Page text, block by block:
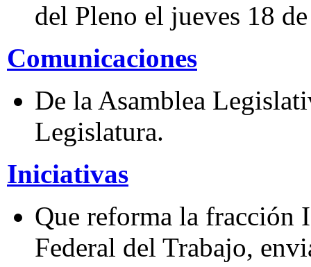
del Pleno el jueves 18
Comunicaciones
De la Asamblea
Legislatura.
Iniciativas
Que reforma la fracción
Federal del Trabajo,